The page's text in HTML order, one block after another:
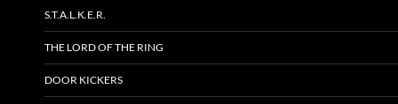
S.T.A.L.K.E.R.
THE LORD OF THE RING
DOOR KICKERS